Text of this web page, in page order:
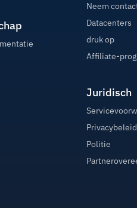
Neem
Datacenters
druk op
Affiliate-
Juridisch
Privacybeleid
Politie